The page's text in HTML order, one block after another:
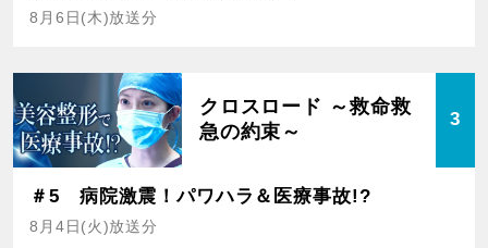
8月6日(木)放送分
クロスロード ～救命救
急の約束～
3
＃5 病院激震！パワハラ＆医療事故!?
8月4日(火)放送分